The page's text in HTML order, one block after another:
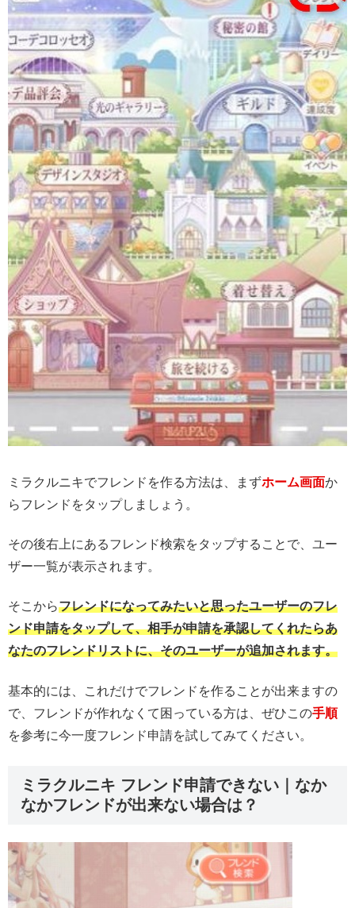
ミラクルニキでフレンドを作る方法は、まずホーム画面か
らフレンドをタップしましょう。
その後右上にあるフレンド検索をタップすることで、ユー
ザー一覧が表示されます。
そこからフレンドになってみたいと思ったユーザーのフレ
ンド申請をタップして、相手が申請を承認してくれたらあ
なたのフレンドリストに、そのユーザーが追加されます。
基本的には、これだけでフレンドを作ることが出来ますの
で、フレンドが作れなくて困っている方は、ぜひこの手順
を参考に今一度フレンド申請を試してみてください。
ミラクルニキ フレンド申請できない｜なか
なかフレンドが出来ない場合は？